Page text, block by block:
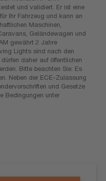
und validiert. Er ist eine
Ihr Fahrzeug und kann an
Maschinen,
Geländewagen und
gewährt 2 Jahre
Lights sind nach den
daher auf öffentlichen
Bitte beachten Sie: Es
Neben der ECE-Zulassung
und Gesetze
Bedingungen unter